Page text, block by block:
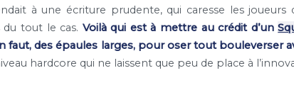
à une écriture prudente, qui caresse les joueurs
du tout le cas. Voilà qui est à mettre au crédit d’un
faut, des épaules larges, pour oser tout bouleverser
hardcore qui ne laissent que peu de place à